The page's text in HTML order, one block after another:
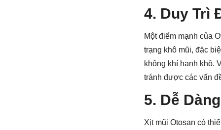
4. Duy Trì
Một điểm mạnh của
trạng khô mũi, đặc
không khí hanh khô.
tránh được các vấn
5. Dễ
Xịt mũi Otosan có